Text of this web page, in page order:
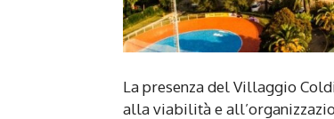
La presenza del Villaggio
alla viabilità e